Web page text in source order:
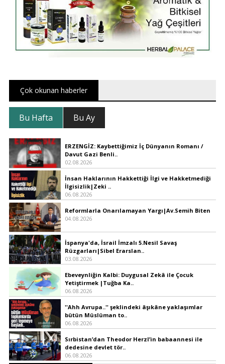
Çok okunan haberler
Bu Hafta Bu Ay
ERZENGİZ: Kaybettiğimiz İç Dünyanın Romanı /
Davut Gazi Benli..
02.08.2026
İnsan Haklarının Hakkettiği İlgi ve Hakketmediği
İlgisizlik|Zeki ..
06.08.2026
Reformlarla Onarılamayan Yargı|Av.Semih Biten
04.08.2026
İspanya'da, İsrail İmzalı 5.Nesil Savaş
Rüzgarları|Sibel Erarslan..
03.08.2026
Ebeveynliğin Kalbi: Duygusal Zekâ ile Çocuk
Yetiştirmek |Tuğba Ka..
06.08.2026
''Ahh Avrupa..'' şeklindeki âşıkâne yaklaşımlar
bütün Müslüman to..
06.08.2026
Sırbistan’dan Theodor Herzl’in babaannesi ile
dedesine devlet tör..
06.08.2026